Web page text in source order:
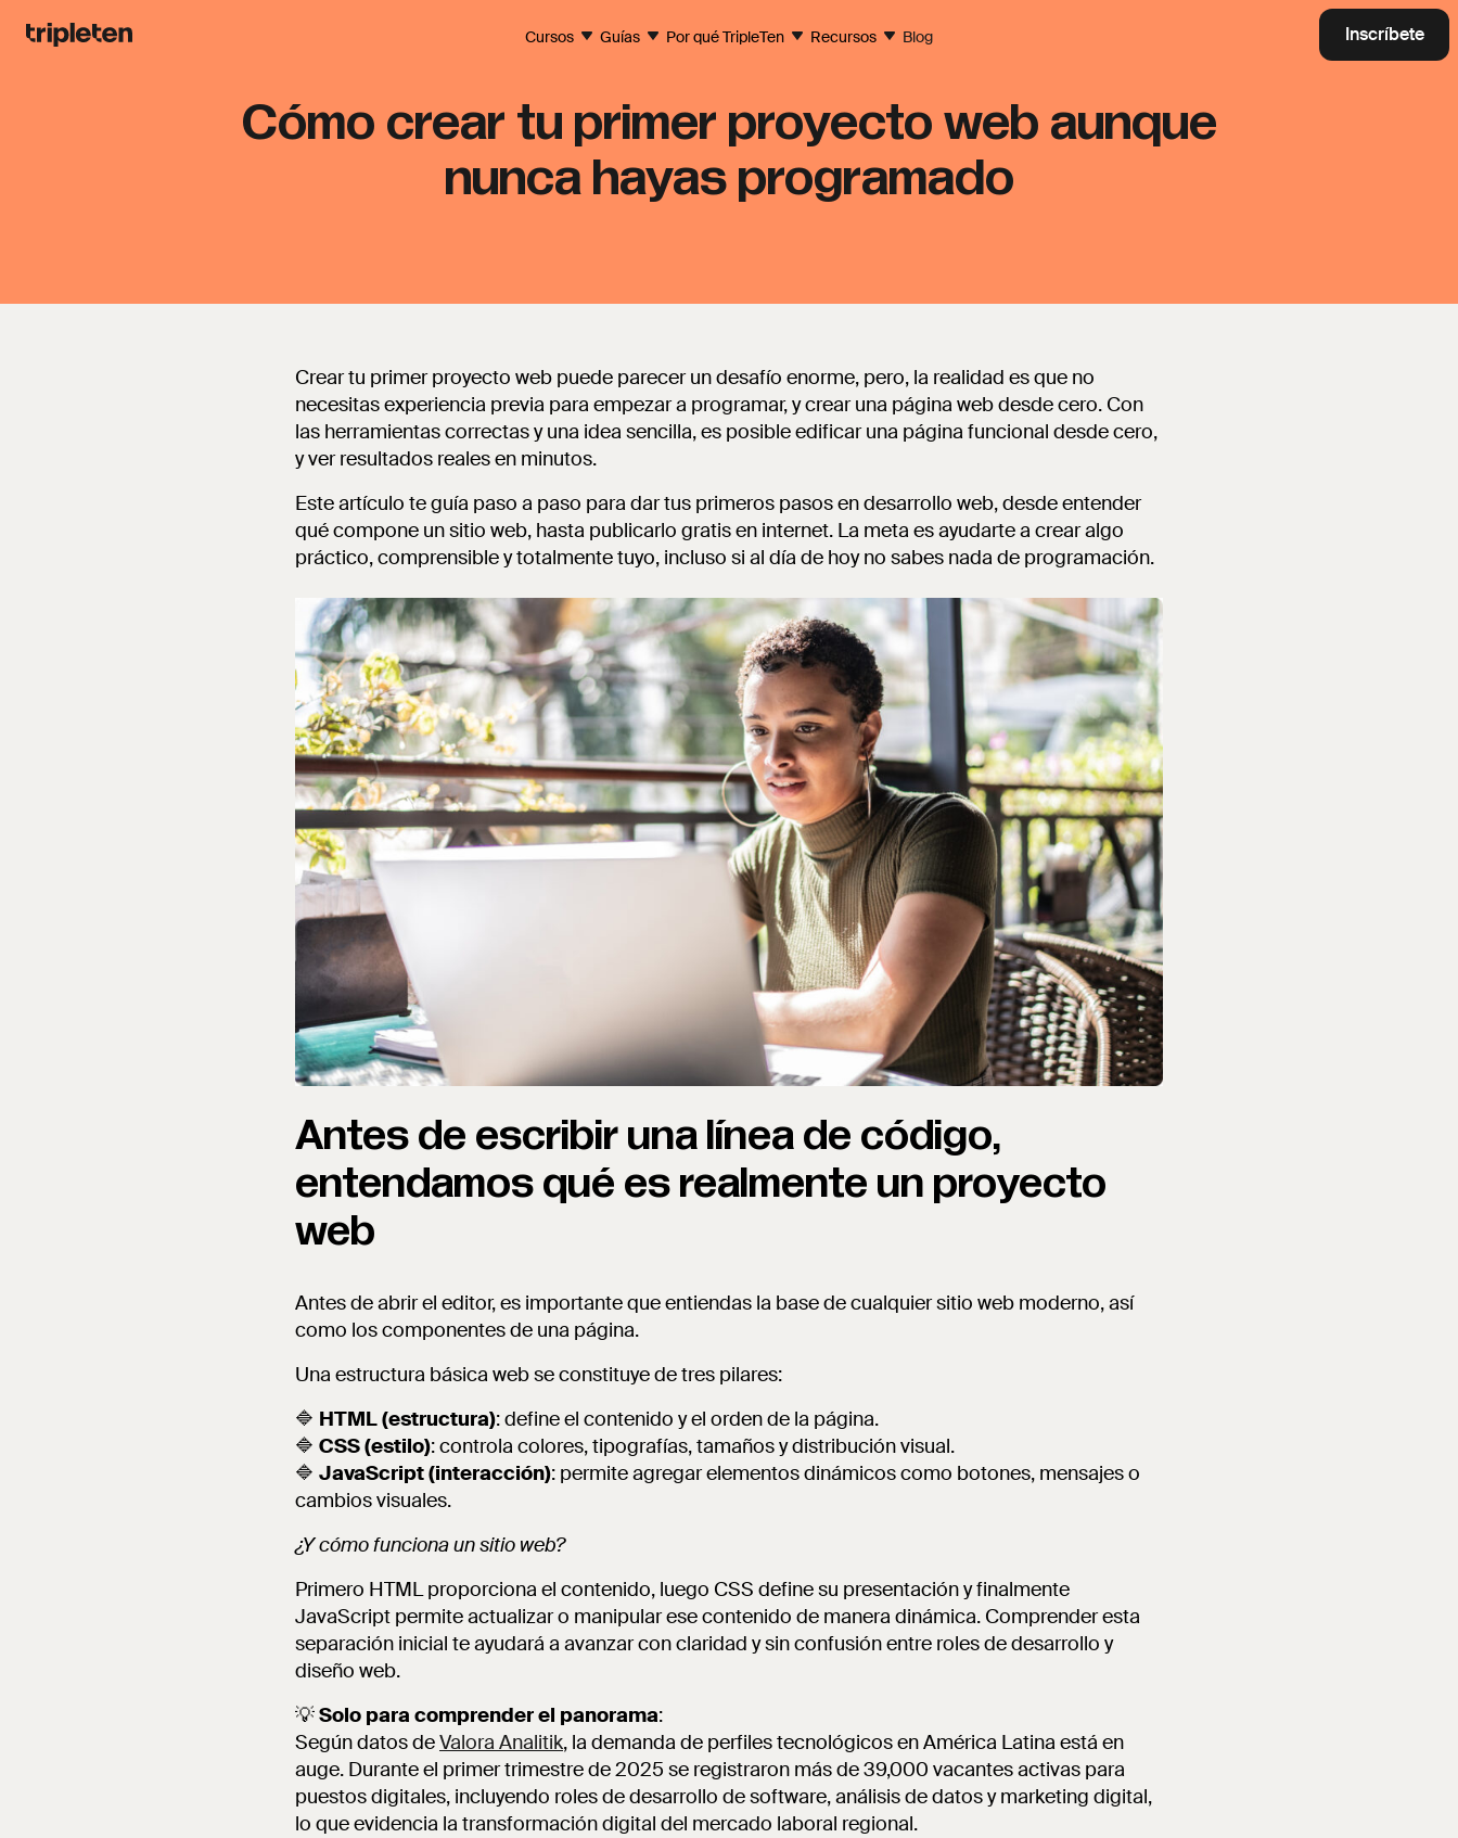
Cursos Guías Por qué TripleTen Recursos Blog Inscríbete
Cómo crear tu primer proyecto web aunque
nunca hayas programado
Crear tu primer proyecto web puede parecer un desafío enorme, pero, la realidad es que no
necesitas experiencia previa para empezar a programar, y crear una página web desde cero. Con
las herramientas correctas y una idea sencilla, es posible edificar una página funcional desde cero,
y ver resultados reales en minutos.
Este artículo te guía paso a paso para dar tus primeros pasos en desarrollo web, desde entender
qué compone un sitio web, hasta publicarlo gratis en internet. La meta es ayudarte a crear algo
práctico, comprensible y totalmente tuyo, incluso si al día de hoy no sabes nada de programación.
Antes de escribir una línea de código,
entendamos qué es realmente un proyecto
web
Antes de abrir el editor, es importante que entiendas la base de cualquier sitio web moderno, así
como los componentes de una página.
Una estructura básica web se constituye de tres pilares:
🔷 HTML (estructura): define el contenido y el orden de la página.
🔷 CSS (estilo): controla colores, tipografías, tamaños y distribución visual.
🔷 JavaScript (interacción): permite agregar elementos dinámicos como botones, mensajes o
cambios visuales.
¿Y cómo funciona un sitio web?
Primero HTML proporciona el contenido, luego CSS define su presentación y finalmente
JavaScript permite actualizar o manipular ese contenido de manera dinámica. Comprender esta
separación inicial te ayudará a avanzar con claridad y sin confusión entre roles de desarrollo y
diseño web.
💡Solo para comprender el panorama:
Según datos deValora Analitik, la demanda de perfiles tecnológicos en América Latina está en
auge. Durante el primer trimestre de 2025 se registraron más de 39,000 vacantes activas para
puestos digitales, incluyendo roles de desarrollo de software, análisis de datos y marketing digital,
lo que evidencia la transformación digital del mercado laboral regional.